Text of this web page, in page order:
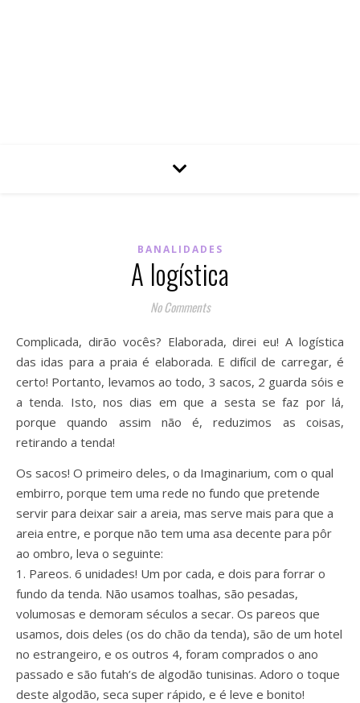
BANALIDADES
A logística
No Comments
Complicada, dirão vocês? Elaborada, direi eu! A logística
das idas para a praia é elaborada. E difícil de carregar, é
certo! Portanto, levamos ao todo, 3 sacos, 2 guarda sóis e
a tenda. Isto, nos dias em que a sesta se faz por lá,
porque quando assim não é, reduzimos as coisas,
retirando a tenda!
Os sacos! O primeiro deles, o da Imaginarium, com o qual
embirro, porque tem uma rede no fundo que pretende
servir para deixar sair a areia, mas serve mais para que a
areia entre, e porque não tem uma asa decente para pôr
ao ombro, leva o seguinte:
1. Pareos. 6 unidades! Um por cada, e dois para forrar o
fundo da tenda. Não usamos toalhas, são pesadas,
volumosas e demoram séculos a secar. Os pareos que
usamos, dois deles (os do chão da tenda), são de um hotel
no estrangeiro, e os outros 4, foram comprados o ano
passado e são futah’s de algodão tunisinas. Adoro o toque
deste algodão, seca super rápido, e é leve e bonito!